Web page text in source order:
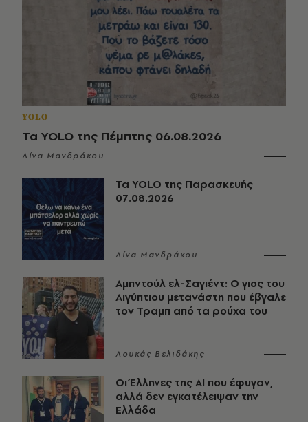
YOLO
Τα YOLO της Πέμπτης 06.08.2026
Λίνα Μανδράκου
Τα YOLO της Παρασκευής
07.08.2026
Λίνα Μανδράκου
Αμπντούλ ελ-Σαγιέντ: Ο γιος του
Αιγύπτιου μετανάστη που έβγαλε
τον Τραμπ από τα ρούχα του
Λουκάς Βελιδάκης
Οι Έλληνες της ΑΙ που έφυγαν,
αλλά δεν εγκατέλειψαν την
Ελλάδα